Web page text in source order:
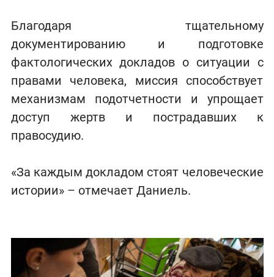
Благодаря тщательному
документированию и подготовке
фактологических докладов о ситуации с
правами человека, миссия способствует
механизмам подотчетности и упрощает
доступ жертв и пострадавших к
правосудию.
«За каждым докладом стоят человеческие
истории» – отмечает Даниель.